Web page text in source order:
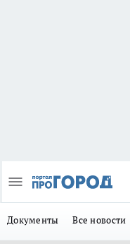
Документы Все новости